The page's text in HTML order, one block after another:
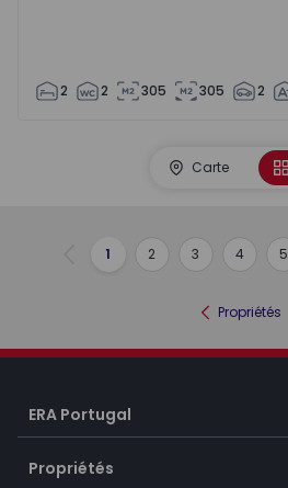
2 2 305 305 2
Carte
Précédent
1 2 3 4 5
Propriétés
ERA Portugal
Propriétés